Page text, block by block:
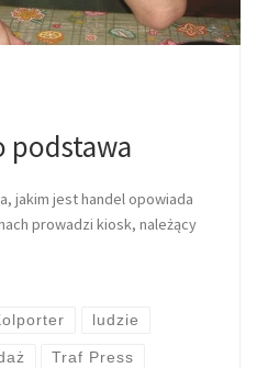
podstawa
jakim jest handel opowiada
prowadzi kiosk, należący
ludzie
Traf Press